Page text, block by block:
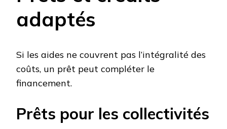
adaptés
Si les aides ne couvrent pas l’intégralité des
coûts, un prêt peut compléter le
financement.
Prêts pour les collectivités